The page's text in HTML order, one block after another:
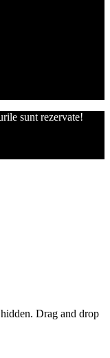
sunt rezervate!
Drag and drop